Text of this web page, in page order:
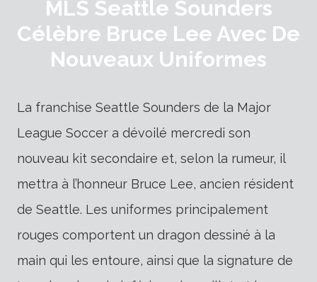
MLS Seattle Sounders
Célèbre Bruce Lee Avec De
Nouveaux Uniformes
La franchise Seattle Sounders de la Major
League Soccer a dévoilé mercredi son
nouveau kit secondaire et, selon la rumeur, il
mettra à l’honneur Bruce Lee, ancien résident
de Seattle. Les uniformes principalement
rouges comportent un dragon dessiné à la
main qui les entoure, ainsi que la signature de